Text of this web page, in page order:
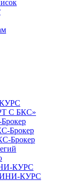
С БКС»
Брокер
Брокер
КУРС
КУРС